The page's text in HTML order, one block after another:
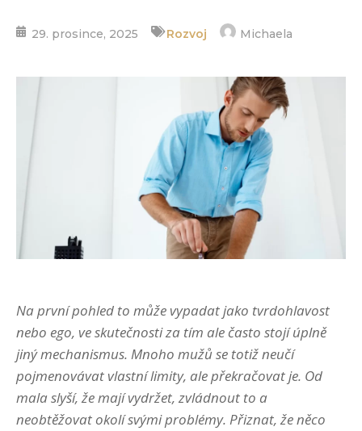
29. prosince, 2025 Rozvoj Michaela
Na první pohled to může vypadat jako tvrdohlavost
nebo ego, ve skutečnosti za tím ale často stojí úplně
jiný mechanismus. Mnoho mužů se totiž neučí
pojmenovávat vlastní limity, ale překračovat je. Od
mala slyší, že mají vydržet, zvládnout to a
neobtěžovat okolí svými problémy. Přiznat, že něco